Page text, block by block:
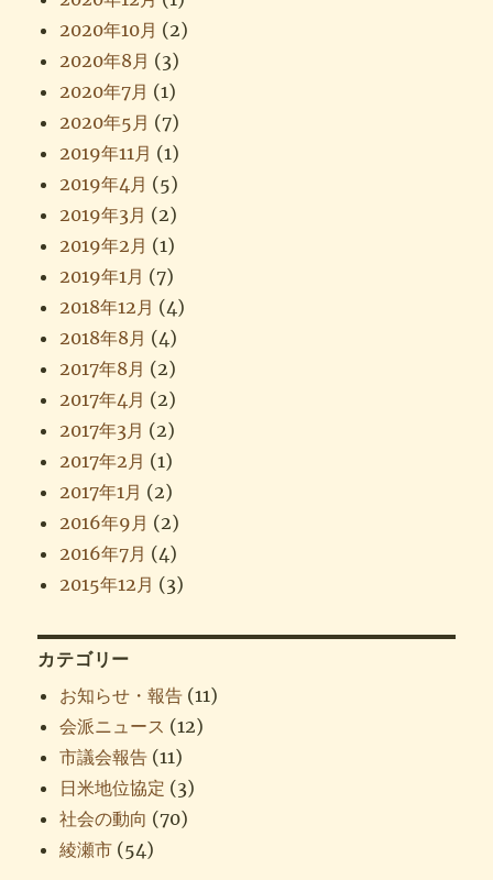
2020年10月 (2)
2020年8月 (3)
2020年7月 (1)
2020年5月 (7)
2019年11月 (1)
2019年4月 (5)
2019年3月 (2)
2019年2月 (1)
2019年1月 (7)
2018年12月 (4)
2018年8月 (4)
2017年8月 (2)
2017年4月 (2)
2017年3月 (2)
2017年2月 (1)
2017年1月 (2)
2016年9月 (2)
2016年7月 (4)
2015年12月 (3)
カテゴリー
お知らせ・報告 (11)
会派ニュース (12)
市議会報告 (11)
日米地位協定 (3)
社会の動向 (70)
綾瀬市 (54)